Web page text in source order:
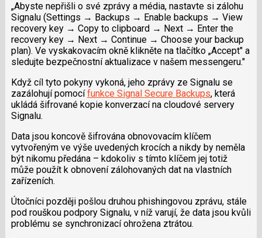
„Abyste nepřišli o své zprávy a média, nastavte si zálohu
Signalu (Settings → Backups → Enable backups → View
recovery key → Copy to clipboard → Next → Enter the
recovery key → Next → Continue → Choose your backup
plan). Ve vyskakovacím okně klikněte na tlačítko „Accept" a
sledujte bezpečnostní aktualizace v našem messengeru."
Když cíl tyto pokyny vykoná, jeho zprávy ze Signalu se
zazálohují pomocífunkce Signal Secure Backups, která
ukládá šifrované kopie konverzací na cloudové servery
Signalu.
Data jsou koncově šifrována obnovovacím klíčem
vytvořeným ve výše uvedených krocích a nikdy by neměla
být nikomu předána – kdokoliv s tímto klíčem jej totiž
může použít k obnovení zálohovaných dat na vlastních
zařízeních.
Útočníci později pošlou druhou phishingovou zprávu, stále
pod rouškou podpory Signalu, v níž varují, že data jsou kvůli
problému se synchronizací ohrožena ztrátou.